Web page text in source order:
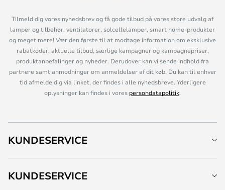
Tilmeld dig vores nyhedsbrev og få gode tilbud på vores store udvalg af
lamper og tilbehør, ventilatorer, solcellelamper, smart home-produkter
og meget mere! Vær den første til at modtage information om eksklusive
rabatkoder, aktuelle tilbud, særlige kampagner og kampagnepriser,
produktanbefalinger og nyheder. Derudover kan vi sende indhold fra
partnere samt anmodninger om anmeldelser af dit køb. Du kan til enhver
tid afmelde dig via linket, der findes i alle nyhedsbreve. Yderligere
oplysninger kan findes i vores persondatapolitik.
KUNDESERVICE
KUNDESERVICE